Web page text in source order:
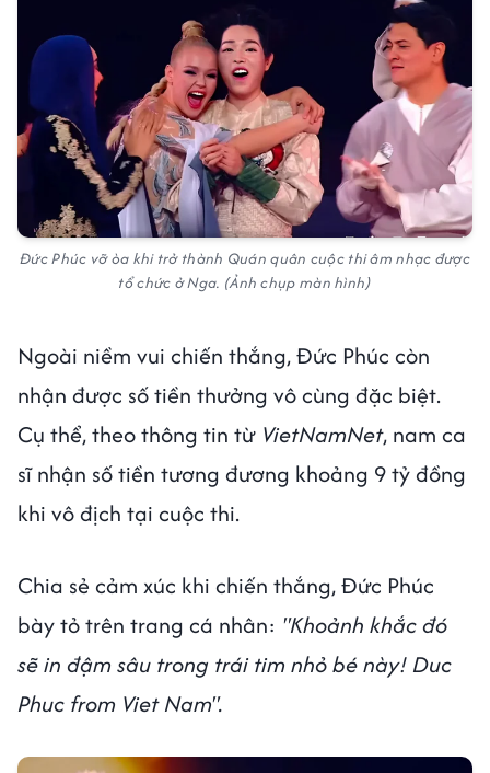
Đức Phúc vỡ òa khi trở thành Quán quân cuộc thi âm nhạc được
tổ chức ở Nga. (Ảnh chụp màn hình)
Ngoài niềm vui chiến thắng, Đức Phúc còn
nhận được số tiền thưởng vô cùng đặc biệt.
Cụ thể, theo thông tin từ VietNamNet, nam ca
sĩ nhận số tiền tương đương khoảng 9 tỷ đồng
khi vô địch tại cuộc thi.
Chia sẻ cảm xúc khi chiến thắng, Đức Phúc
bày tỏ trên trang cá nhân: "Khoảnh khắc đó
sẽ in đậm sâu trong trái tim nhỏ bé này! Duc
Phuc from Viet Nam".